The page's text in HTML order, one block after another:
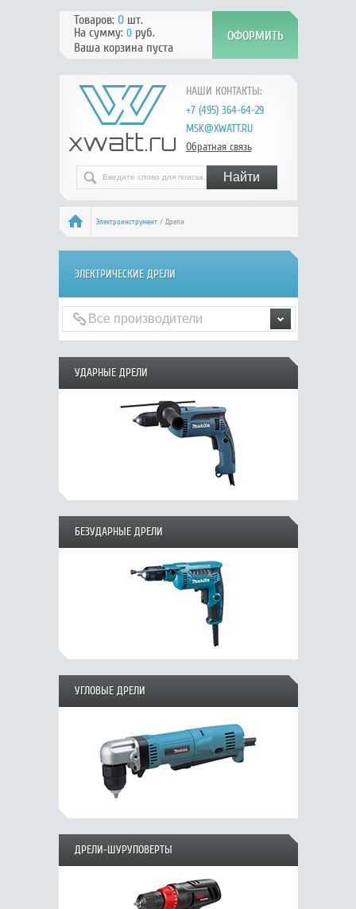
НАШИ КОНТАКТЫ:
+7 (495) 364-64-29
MSK@XWATT.RU
Обратная связь
Товаров: 0шт.
На сумму: 0руб.
Ваша корзина пуста
Электроинструмент/ Дрели
ЭЛЕКТРИЧЕСКИЕ ДРЕЛИ
УДАРНЫЕ ДРЕЛИ
БЕЗУДАРНЫЕ ДРЕЛИ
УГЛОВЫЕ ДРЕЛИ
ДРЕЛИ-ШУРУПОВЕРТЫ